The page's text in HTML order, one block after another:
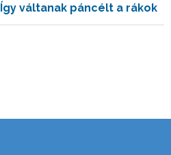
Így váltanak páncélt a rákok